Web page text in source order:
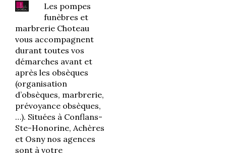
Les pompes
funèbres et
marbrerie Choteau
vous accompagnent
durant toutes vos
démarches avant et
après les obsèques
(organisation
d’obsèques, marbrerie,
prévoyance obsèques,
…). Situées à Conflans-
Ste-Honorine, Achères
et Osny nos agences
sont à votre